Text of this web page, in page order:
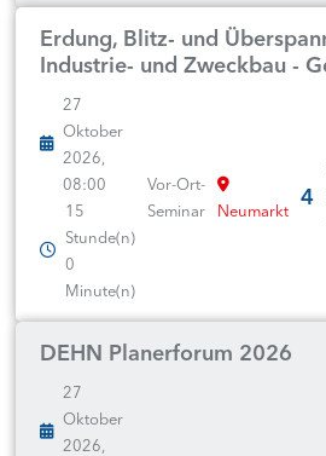
Erdung, Blitz- und
Industrie- und Zweckbau -
27
Oktober
2026,
08:00
15
Stunde(n)
0
Minute(n)
Vor-Ort-
Seminar
Neumarkt 4
DEHN Planerforum 2026
27
Oktober
2026,